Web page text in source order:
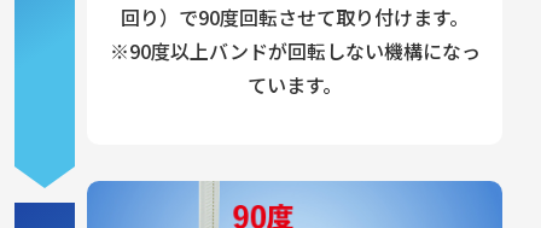
回り）で90度回転させて取り付けます。
※90度以上バンドが回転しない機構になっ
ています。